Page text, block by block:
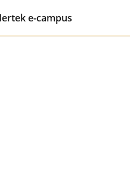
e-campus